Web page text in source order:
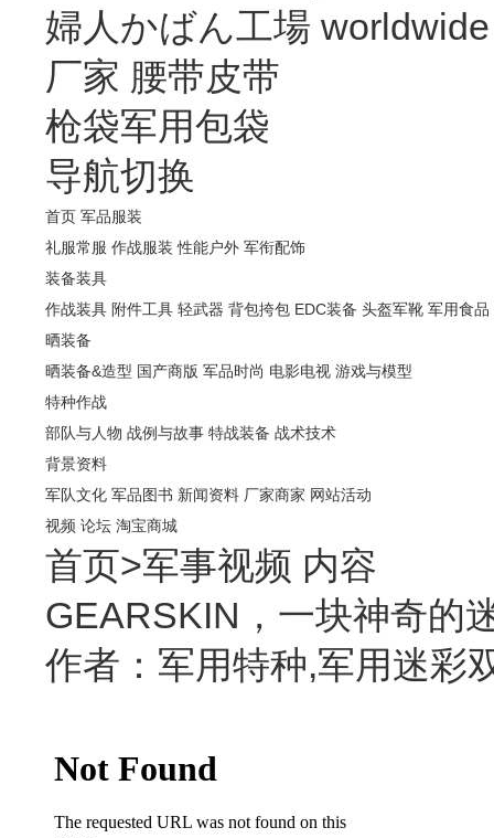
婦人かばん工場 worldwide
厂家 腰带皮带
枪袋军用包袋
导航切换
首页 军品服装
礼服常服 作战服装 性能户外 军衔配饰
装备装具
作战装具 附件工具 轻武器 背包挎包 EDC装备 头盔军靴 军用食品
晒装备
晒装备&造型 国产商版 军品时尚 电影电视 游戏与模型
特种作战
部队与人物 战例与故事 特战装备 战术技术
背景资料
军队文化 军品图书 新闻资料 厂家商家 网站活动
视频 论坛 淘宝商城
首页>军事视频 内容
GEARSKIN，一块神奇的
作者：军用特种,军用迷彩